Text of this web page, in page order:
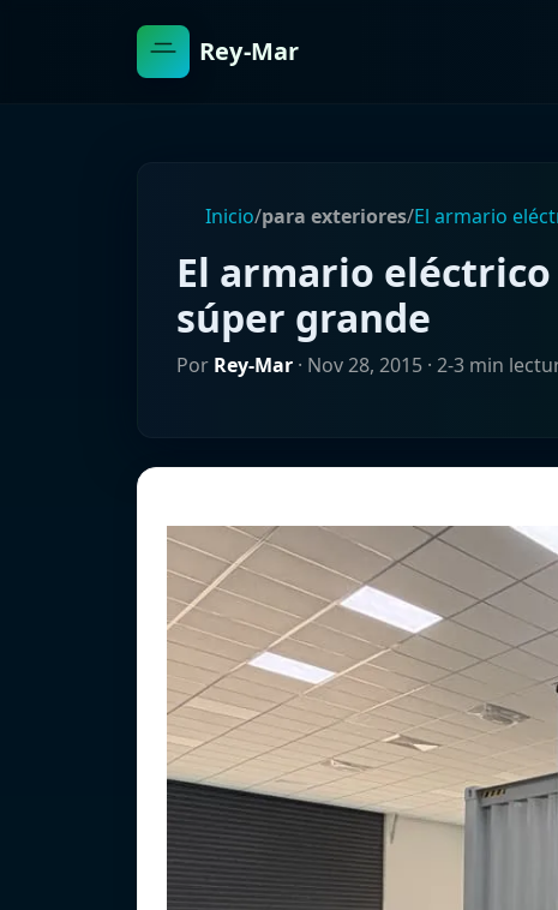
Rey-Mar
Inicio/para exteriores/El armario
El armario
súper grande
Por Rey-Mar · Nov 28, 2015 · 2-3 min